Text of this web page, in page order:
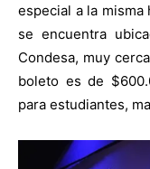
especial a la misma
se encuentra
Condesa, muy
boleto es de
para estudiantes,